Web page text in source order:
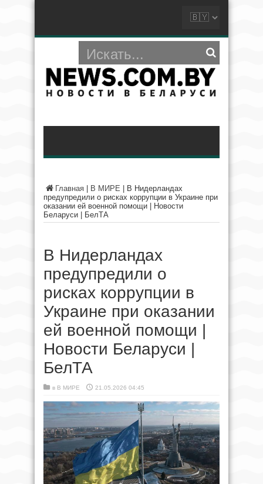
Главная В МИРЕ
В Нидерландах
предупредили о рисках коррупции в Украине при
оказании ей военной помощи | Новости
Беларуси | БелТА
В Нидерландах
предупредили о
рисках коррупции в
Украине при оказании
ей военной помощи |
Новости Беларуси |
БелТА
в В МИРЕ 21.05.2026 04:45